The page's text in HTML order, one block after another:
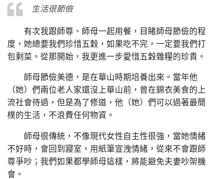
生活很節儉
有次我跟師尊、師母一起用餐，目睹師母節儉的程
度，她總要我們珍惜五穀，如果吃不完，一定要我們打
包剩菜。從那開始，我更進一步愛惜五穀雜糧的珍貴。
師母節儉美德，是在華山時期培養出來。當年他
（她）們兩位老人家還沒上華山前，曾在錦衣美食的上
流社會待過，但是為了修道，他（她）們可以過著最簡
樸的生活，不浪費任何物資。
師母很傳統，不像現代女性自主性很強，當她情緒
不好時，會回到寢室，用紙筆宣洩情緒，從來不會跟師
尊爭吵；我們如果都學師母這樣，將能避免夫妻吵架機
會。